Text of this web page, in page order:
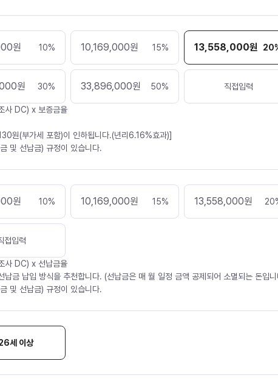
원 10% 10,169,000원 15% 13,558,000원 20
원 30% 33,896,000원 50% 직접입력
사 DC) x 보증금율
원(부가세 포함)이 인하됩니다.(년리6.16%효과)]
및 선납금) 규정이 있습니다.
원 10% 10,169,000원 15% 13,558,000원 20
접입력
사 DC) x 선납금율
금 납입 방식을 추천합니다. (선납금은 매 월 일정 금액 공제되어 소멸되는 돈입
및 선납금) 규정이 있습니다.
세 이상